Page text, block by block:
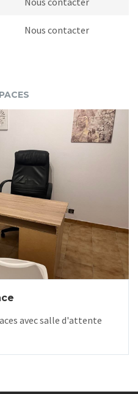
Nous contacter
avec salle d'attente